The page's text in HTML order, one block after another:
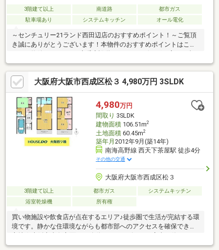
3階建て以上 南道路
都市ガス
駐車場あり
システムキッチン オール電化
～センチュリー21ランド西田辺店のおすすめポイント！～ご覧頂
き誠にありがとうございます！本物件のおすすめポイントはこち
たり良好です■室内の家具も新しく、ご希望があればサービス品
としてお渡し可能ですお気軽にお問い合わせください！＜センチ
ュリー21ランドについて＞●センチュリー21ランド西田辺店
は・・・ お客様のニーズに寄り添い、大切なお住まいのご購入
に最後まで伴走いたします！●リフォームのご相談も承っており
ます。●不動産に関するお悩み等、なんでもお気軽にご相談くだ
さいませ！
大阪府大阪市西成区松３ 4,980万円 3SLDK
4,980万円
間取り 3SLDK
建物面積106.51m2
土地面積60.45m2
築年月 2012年9月(築14年)
南海高野線 西天下茶屋駅 徒歩4分
その他の交通
大阪府大阪市西成区松３
3階建て以上 都市ガス
システムキッチン
浴室乾燥機
所有権
買い物施設や飲食店が点在するエリア♪徒歩圏で生活が完結する環
境です。静かな住環境ながらも都市部へのアクセスを確保できる
い３LDK♪カウンタータイプのキッチンで日当たりの良いリビング